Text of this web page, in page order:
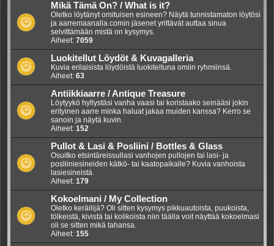
Mikä Tämä On? / What is it?
Oletko löytänyt omituisen esineen? Näytä tunnistamaton löytösi
ja aarremaanalla.comin jäsenet yrittävät auttaa sinua
selvittämään mistä on kysymys.
Aiheet: 7059
Luokitellut Löydöt & Kuvagalleria
Kuvia erilaisista löydöistä luokiteltuna omiin ryhmiinsä.
Aiheet: 63
Antiikkiaarre / Antique Treasure
Löytyykö hyllystäsi vanha vaasi tai koristaako seinääsi jokin
erityinen aarre minka haluat jakaa muiden kanssa? Kerro se
sanoin ja näytä kuvin.
Aiheet: 152
Pullot & Lasi & Posliini / Bottles & Glass
Osuitko etsintäreissullasi vanhojen pullojen tai lasi- ja
posliiniesineiden kätkö- tai kaatopaikalle? Kuvia vanhoista
lasiesineistä.
Aiheet: 179
Kokoelmani / My Collection
Oletko keräilijä? Oli sitten kysymys pikkuautoista, puukoista,
tölkeistä, kivistä tai kolikoista niin täälla voit näyttää kokoelmasi
oli se sitten mikä tahansa.
Aiheet: 155